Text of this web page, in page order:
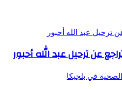
ترحيل عبد الله أحبور
عن ترحيل عبد الله أحبور
في بلجيكا